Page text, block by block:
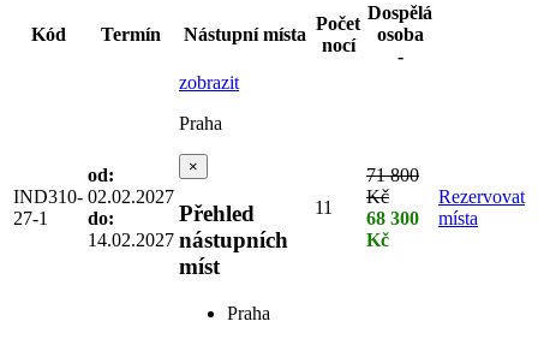
Kód Termín Nástupní místa
Počet
nocí
Dospělá
osoba
-
IND310-
27-1
od:
02.02.2027
do:
14.02.2027
zobrazit
Praha
×
Přehled
nástupních
míst
Praha
11
71 800
Kč
68 300
Kč
Rezervovat
místa